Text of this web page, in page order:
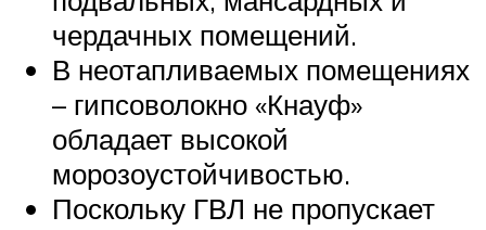
чердачных помещений.
В неотапливаемых помещениях
– гипсоволокно «Кнауф»
обладает высокой
морозоустойчивостью.
Поскольку ГВЛ не пропускает